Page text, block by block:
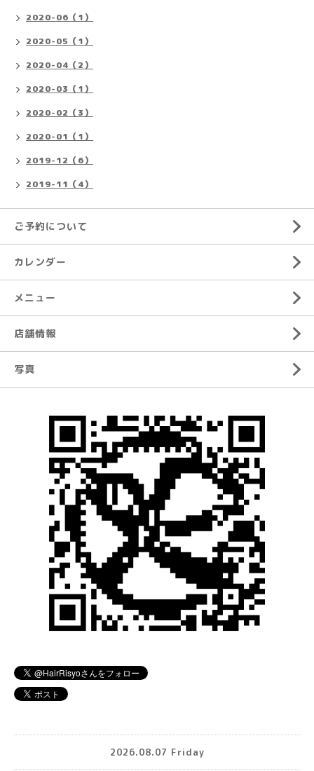
2020-06（1）
2020-05（1）
2020-04（2）
2020-03（1）
2020-02（3）
2020-01（1）
2019-12（6）
2019-11（4）
ご予約について
カレンダー
メニュー
店舗情報
写真
2026.08.07 Friday